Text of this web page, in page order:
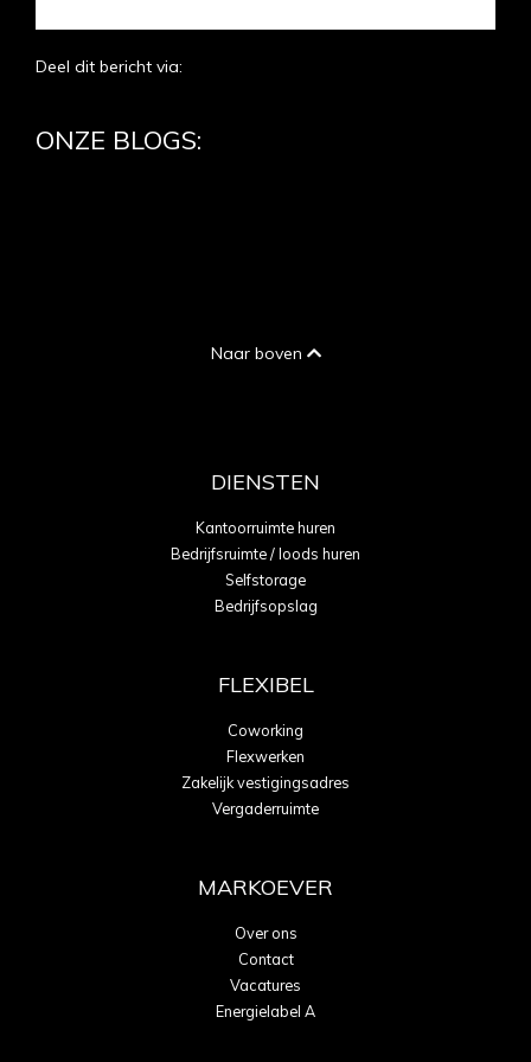
Deel dit bericht via:
ONZE BLOGS:
Naar boven
DIENSTEN
Kantoorruimte huren
Bedrijfsruimte / loods huren
Selfstorage
Bedrijfsopslag
FLEXIBEL
Coworking
Flexwerken
Zakelijk vestigingsadres
Vergaderruimte
MARKOEVER
Over ons
Contact
Vacatures
Energielabel A